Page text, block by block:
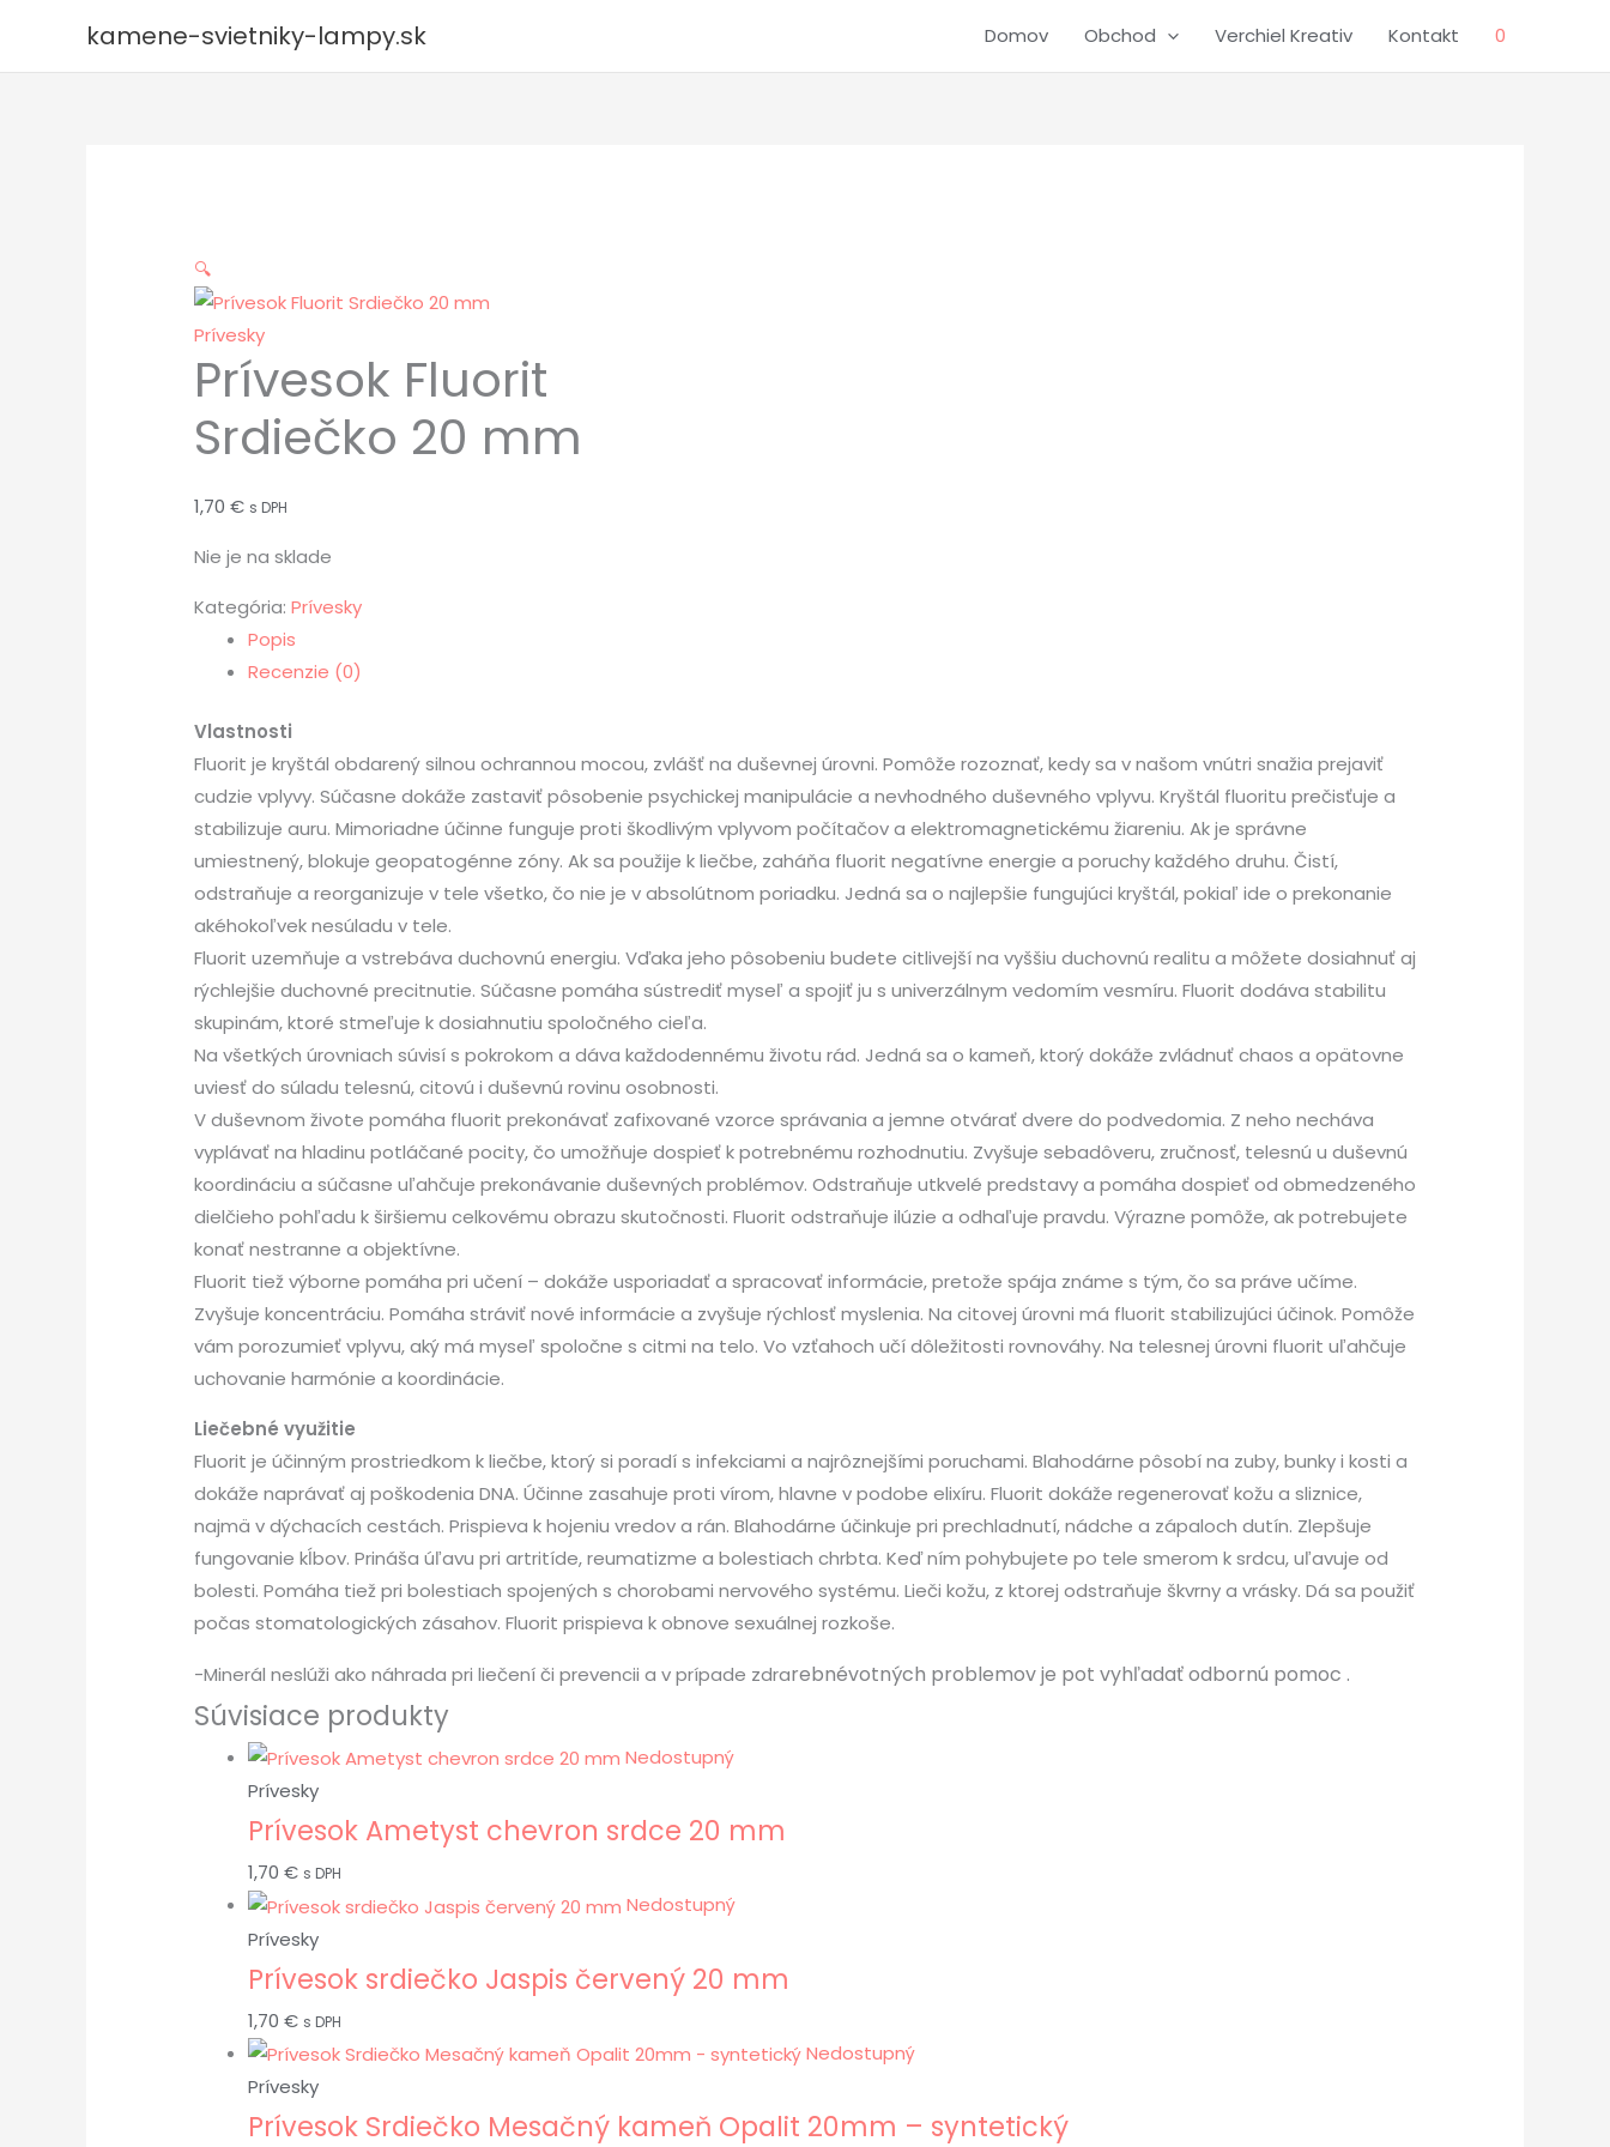
obsah
kamene-svietniky-lampy.sk Domov Obchod Verchiel Kreativ Kontakt 0
🔍
Prívesky
Prívesok Fluorit
Srdiečko 20 mm
1,70 € s DPH
Nie je na sklade
Kategória: Prívesky
Popis
Recenzie (0)
Vlastnosti
Fluorit je kryštál obdarený silnou ochrannou mocou, zvlášť na duševnej úrovni. Pomôže rozoznať, kedy sa v našom vnútri snažia prejaviť
cudzie vplyvy. Súčasne dokáže zastaviť pôsobenie psychickej manipulácie a nevhodného duševného vplyvu. Kryštál fluoritu prečisťuje a
stabilizuje auru. Mimoriadne účinne funguje proti škodlivým vplyvom počítačov a elektromagnetickému žiareniu. Ak je správne
umiestnený, blokuje geopatogénne zóny. Ak sa použije k liečbe, zaháňa fluorit negatívne energie a poruchy každého druhu. Čistí,
odstraňuje a reorganizuje v tele všetko, čo nie je v absolútnom poriadku. Jedná sa o najlepšie fungujúci kryštál, pokiaľ ide o prekonanie
akéhokoľvek nesúladu v tele.
Fluorit uzemňuje a vstrebáva duchovnú energiu. Vďaka jeho pôsobeniu budete citlivejší na vyššiu duchovnú realitu a môžete dosiahnuť aj
rýchlejšie duchovné precitnutie. Súčasne pomáha sústrediť myseľ a spojiť ju s univerzálnym vedomím vesmíru. Fluorit dodáva stabilitu
skupinám, ktoré stmeľuje k dosiahnutiu spoločného cieľa.
Na všetkých úrovniach súvisí s pokrokom a dáva každodennému životu rád. Jedná sa o kameň, ktorý dokáže zvládnuť chaos a opätovne
uviesť do súladu telesnú, citovú i duševnú rovinu osobnosti.
V duševnom živote pomáha fluorit prekonávať zafixované vzorce správania a jemne otvárať dvere do podvedomia. Z neho necháva
vyplávať na hladinu potláčané pocity, čo umožňuje dospieť k potrebnému rozhodnutiu. Zvyšuje sebadôveru, zručnosť, telesnú u duševnú
koordináciu a súčasne uľahčuje prekonávanie duševných problémov. Odstraňuje utkvelé predstavy a pomáha dospieť od obmedzeného
dielčieho pohľadu k širšiemu celkovému obrazu skutočnosti. Fluorit odstraňuje ilúzie a odhaľuje pravdu. Výrazne pomôže, ak potrebujete
konať nestranne a objektívne.
Fluorit tiež výborne pomáha pri učení – dokáže usporiadať a spracovať informácie, pretože spája známe s tým, čo sa práve učíme.
Zvyšuje koncentráciu. Pomáha stráviť nové informácie a zvyšuje rýchlosť myslenia. Na citovej úrovni má fluorit stabilizujúci účinok. Pomôže
vám porozumieť vplyvu, aký má myseľ spoločne s citmi na telo. Vo vzťahoch učí dôležitosti rovnováhy. Na telesnej úrovni fluorit uľahčuje
uchovanie harmónie a koordinácie.
Liečebné využitie
Fluorit je účinným prostriedkom k liečbe, ktorý si poradí s infekciami a najrôznejšími poruchami. Blahodárne pôsobí na zuby, bunky i kosti a
dokáže naprávať aj poškodenia DNA. Účinne zasahuje proti vírom, hlavne v podobe elixíru. Fluorit dokáže regenerovať kožu a sliznice,
najmä v dýchacích cestách. Prispieva k hojeniu vredov a rán. Blahodárne účinkuje pri prechladnutí, nádche a zápaloch dutín. Zlepšuje
fungovanie kĺbov. Prináša úľavu pri artritíde, reumatizme a bolestiach chrbta. Keď ním pohybujete po tele smerom k srdcu, uľavuje od
bolesti. Pomáha tiež pri bolestiach spojených s chorobami nervového systému. Lieči kožu, z ktorej odstraňuje škvrny a vrásky. Dá sa použiť
počas stomatologických zásahov. Fluorit prispieva k obnove sexuálnej rozkoše.
-Minerál neslúži ako náhrada pri liečení či prevencii a v prípade zdrarebnévotných problemov je pot vyhľadať odbornú pomoc .
Súvisiace produkty
Nedostupný
Prívesky
Prívesok Ametyst chevron srdce 20 mm
1,70 € s DPH
Nedostupný
Prívesky
Prívesok srdiečko Jaspis červený 20 mm
1,70 € s DPH
Nedostupný
Prívesky
Prívesok Srdiečko Mesačný kameň Opalit 20mm – syntetický